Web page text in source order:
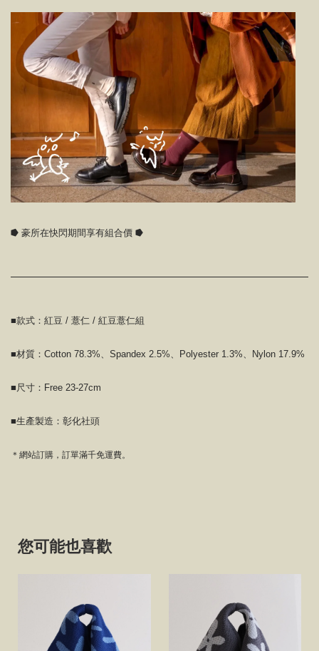
⭓ 豪所在快閃期間享有組合價 ⭓
■款式：紅豆 / 薏仁 / 紅豆薏仁組
■材質：Cotton 78.3%、Spandex 2.5%、Polyester 1.3%、Nylon 17.9%
■尺寸：Free 23-27cm
■生產製造：彰化社頭
＊網站訂購，訂單滿千免運費。
您可能也喜歡